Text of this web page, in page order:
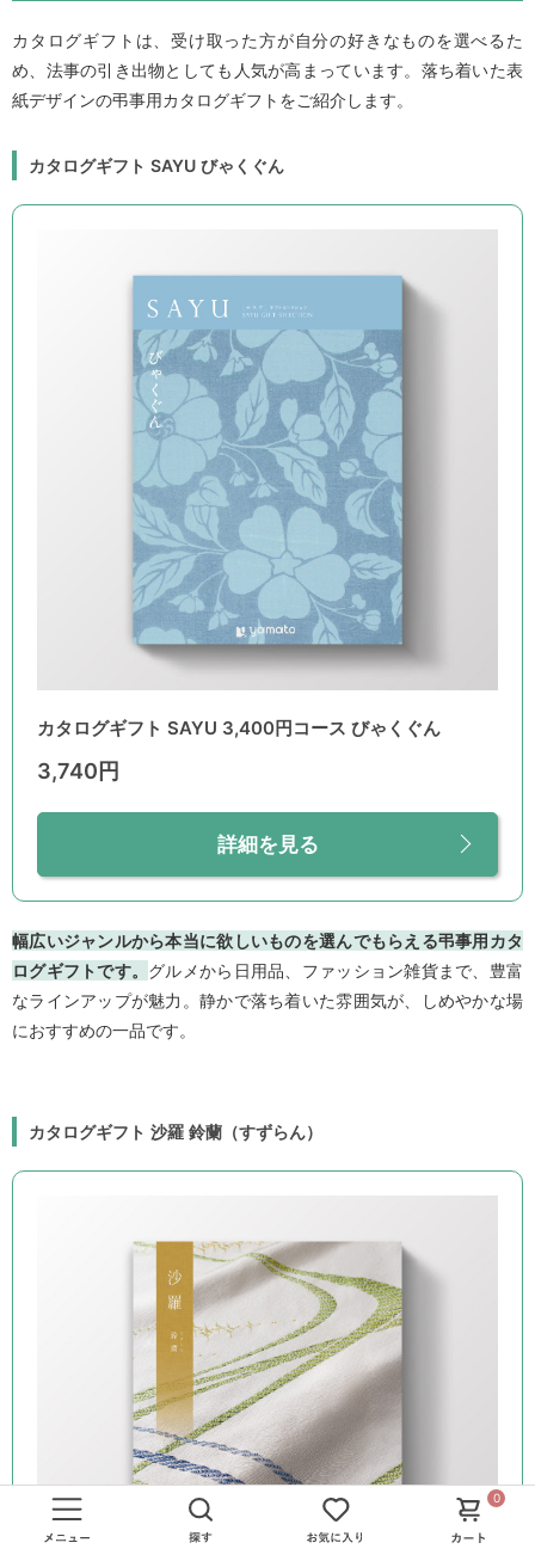
0
カタログギフトは、受け取った方が自分の好きなものを選べるた
め、法事の引き出物としても人気が高まっています。落ち着いた表
紙デザインの弔事用カタログギフトをご紹介します。
カタログギフト SAYU びゃくぐん
カタログギフト SAYU 3,400円コース びゃくぐん
3,740円
詳細を見る
幅広いジャンルから本当に欲しいものを選んでもらえる弔事用カタ
ログギフトです。 グルメから日用品、ファッション雑貨まで、豊富
なラインアップが魅力。静かで落ち着いた雰囲気が、しめやかな場
におすすめの一品です。
カタログギフト 沙羅 鈴蘭（すずらん）